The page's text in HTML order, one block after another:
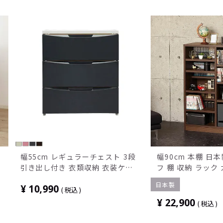
幅55cm レギュラーチェスト 3段
引き出し付き 衣類収納 衣装ケー
¥ 10,990 税込
幅90cm 本棚 日本
フ 棚 収納 ラック
ね可能 ブックシェ
収納 オープンラッ
ラウン ホワイト 白
日本製
¥ 22,900 税込